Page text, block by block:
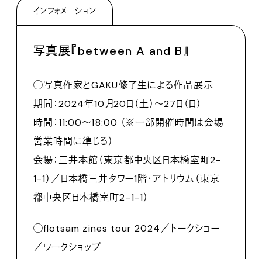
インフォメーション
写真展『between A and B』
◯写真作家とGAKU修了生による作品展示
期間：2024年10月20日（土）～27日（日）
時間：11:00〜18:00 （※一部開催時間は会場
営業時間に準じる）
会場：三井本館（東京都中央区日本橋室町2-
1-1）／日本橋三井タワー1階・アトリウム（東京
都中央区日本橋室町2-1-1）
◯flotsam zines tour 2024／トークショー
／ワークショップ